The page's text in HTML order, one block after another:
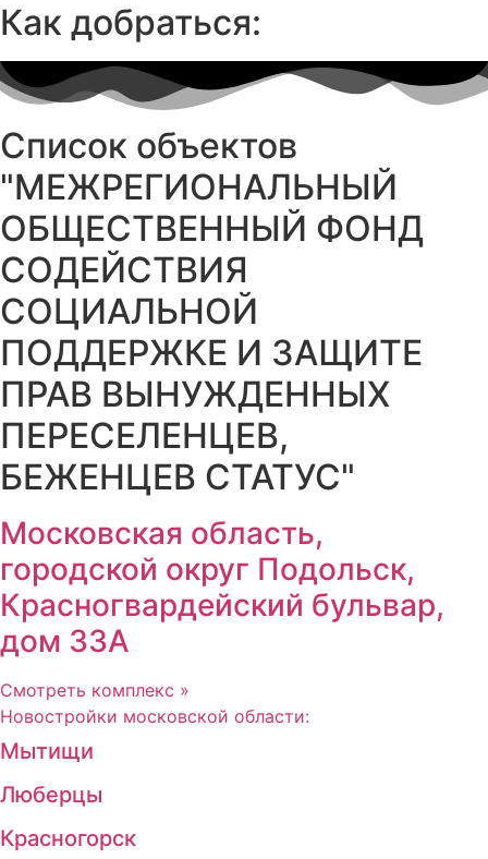
Как добраться:
Список объектов
"МЕЖРЕГИОНАЛЬНЫЙ
ОБЩЕСТВЕННЫЙ ФОНД
СОДЕЙСТВИЯ
СОЦИАЛЬНОЙ
ПОДДЕРЖКЕ И ЗАЩИТЕ
ПРАВ ВЫНУЖДЕННЫХ
ПЕРЕСЕЛЕНЦЕВ,
БЕЖЕНЦЕВ СТАТУС"
Московская область,
городской округ Подольск,
Красногвардейский бульвар,
дом 33А
Смотреть комплекс »
Новостройки московской области:
Мытищи
Люберцы
Красногорск